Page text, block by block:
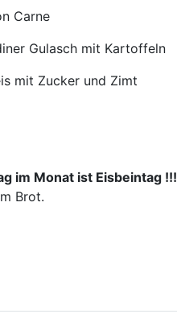
mit Kartoffeln
und Zimt
im Monat ist Eisbeintag !!!
Brot.